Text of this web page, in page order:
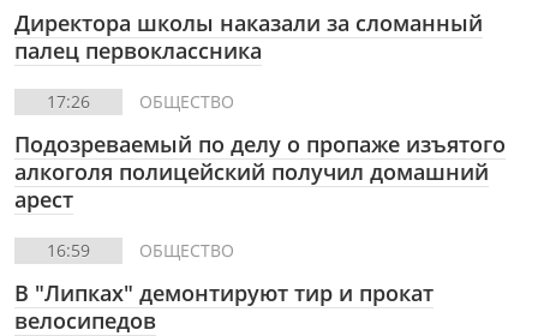
Директора школы наказали за сломанный
палец первоклассника
17:26 ОБЩЕСТВО
Подозреваемый по делу о пропаже изъятого
алкоголя полицейский получил домашний
арест
16:59 ОБЩЕСТВО
В "Липках" демонтируют тир и прокат
велосипедов